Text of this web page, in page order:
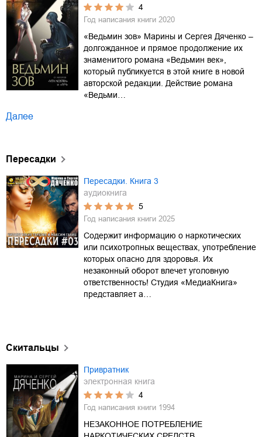
4
Год написания книги 2020
«Ведьмин зов» Марины и Сергея Дяченко –
долгожданное и прямое продолжение их
знаменитого романа «Ведьмин век»,
который публикуется в этой книге в новой
авторской редакции. Действие романа
«Ведьми…
Далее
Пересадки
Пересадки. Книга 3
аудиокнига
5
Год написания книги 2025
Содержит информацию о наркотических
или психотропных веществах, употребление
которых опасно для здоровья. Их
незаконный оборот влечет уголовную
ответственность! Студия «МедиаКнига»
представляет а…
Скитальцы
Привратник
электронная книга
4
Год написания книги 1994
НЕЗАКОННОЕ ПОТРЕБЛЕНИЕ